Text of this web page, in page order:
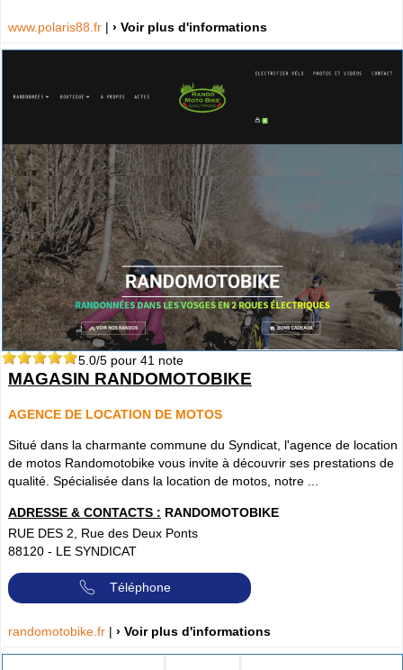
www.polaris88.fr | › Voir plus d'informations
5.0/5 pour 41 note
MAGASIN RANDOMOTOBIKE
AGENCE DE LOCATION DE MOTOS
Situé dans la charmante commune du Syndicat, l'agence de location
de motos Randomotobike vous invite à découvrir ses prestations de
qualité. Spécialisée dans la location de motos, notre ...
ADRESSE & CONTACTS : RANDOMOTOBIKE
RUE DES 2, Rue des Deux Ponts
88120 - LE SYNDICAT
Téléphone
randomotobike.fr | › Voir plus d'informations